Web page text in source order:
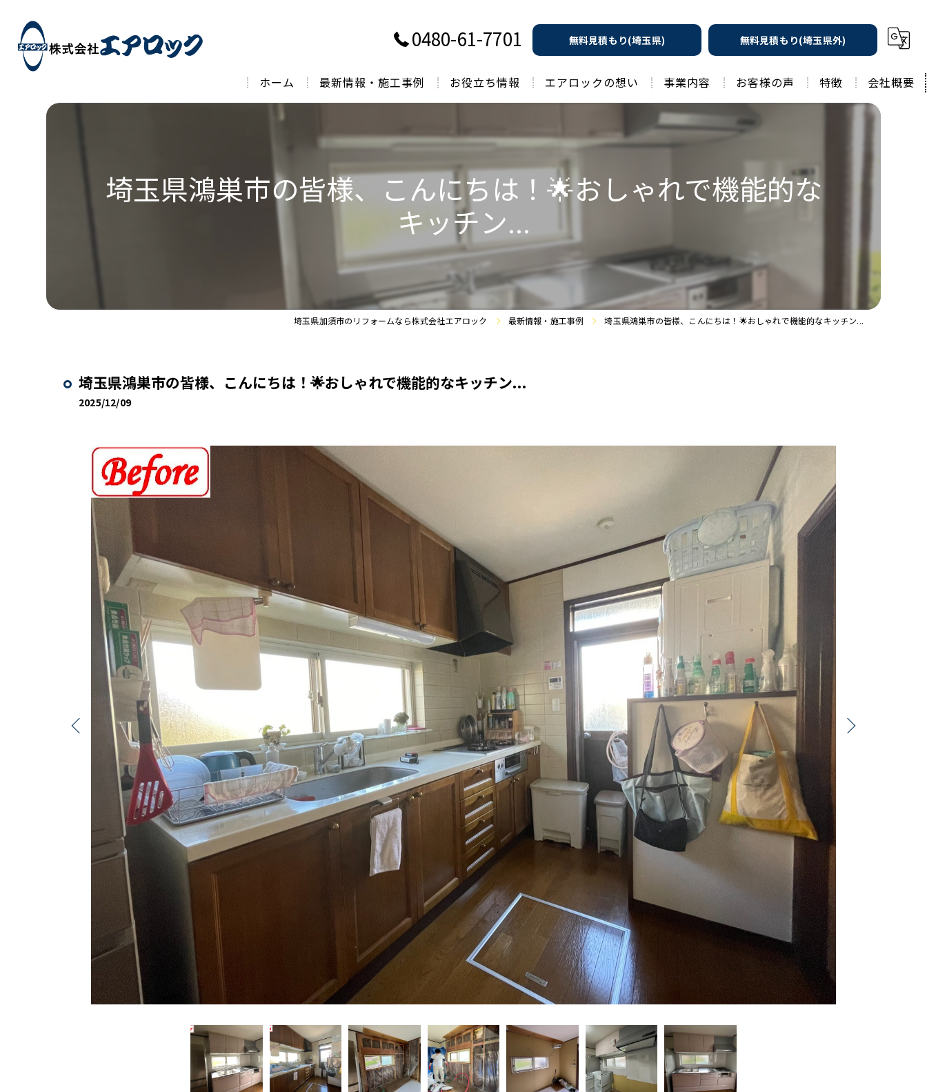
0480-61-7701 無料見積もり(埼玉県) 無料見積もり(埼玉県外)
ホーム 最新情報・施工事例 お役立ち情報 エアロックの想い 事業内容
遮熱の家
お客様の声 特徴
水回り
会社概要
埼玉県鴻巣市の皆様、こんにちは！🌟おしゃれで機能的な
キッチン...
埼玉県加須市のリフォームなら株式会社エアロック 最新情報・施工事例 埼玉県鴻巣市の皆様、こんにちは！🌟おしゃれで機能的なキッチン...
埼玉県鴻巣市の皆様、こんにちは！🌟おしゃれで機能的なキッチン...
2025/12/09